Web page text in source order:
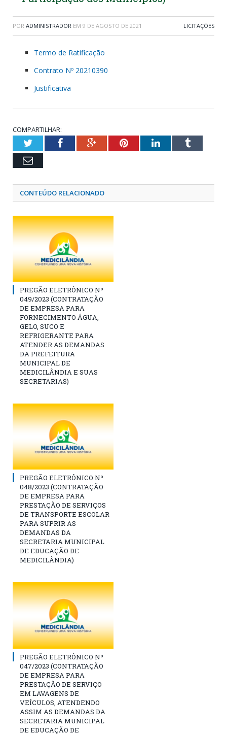
POR ADMINISTRADOR EM 9 DE AGOSTO DE 2021 LICITAÇÕES
Termo de Ratificação
Contrato Nº 20210390
Justificativa
COMPARTILHAR:
TwitterFacebookGoogle+PinterestLinkedInTumblr
Email
CONTEÚDO RELACIONADO
PREGÃO ELETRÔNICO Nº
049/2023 (CONTRATAÇÃO
DE EMPRESA PARA
FORNECIMENTO ÁGUA,
GELO, SUCO E
REFRIGERANTE PARA
ATENDER AS DEMANDAS
DA PREFEITURA
MUNICIPAL DE
MEDICILÂNDIA E SUAS
SECRETARIAS)
PREGÃO ELETRÔNICO Nº
048/2023 (CONTRATAÇÃO
DE EMPRESA PARA
PRESTAÇÃO DE SERVIÇOS
DE TRANSPORTE ESCOLAR
PARA SUPRIR AS
DEMANDAS DA
SECRETARIA MUNICIPAL
DE EDUCAÇÃO DE
MEDICILÂNDIA)
PREGÃO ELETRÔNICO Nº
047/2023 (CONTRATAÇÃO
DE EMPRESA PARA
PRESTAÇÃO DE SERVIÇO
EM LAVAGENS DE
VEÍCULOS, ATENDENDO
ASSIM AS DEMANDAS DA
SECRETARIA MUNICIPAL
DE EDUCAÇÃO DE